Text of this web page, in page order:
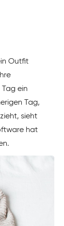
Outfit
ein
Tag,
sieht
hat